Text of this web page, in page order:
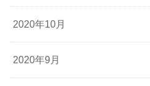
2020年10月
2020年9月